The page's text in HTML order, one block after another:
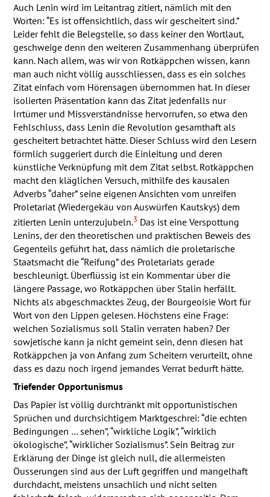
Auch Lenin wird im Leitantrag zitiert, nämlich mit den
Worten: “Es ist offensichtlich, dass wir gescheitert sind.”
Leider fehlt die Belegstelle, so dass keiner den Wortlaut,
geschweige denn den weiteren Zusammenhang überprüfen
kann. Nach allem, was wir von Rotkäppchen wissen, kann
man auch nicht völlig ausschliessen, dass es ein solches
Zitat einfach vom Hörensagen übernommen hat. In dieser
isolierten Präsentation kann das Zitat jedenfalls nur
Irrtümer und Missverständnisse hervorrufen, so etwa den
Fehlschluss, dass Lenin die Revolution gesamthaft als
gescheitert betrachtet hätte. Dieser Schluss wird den Lesern
förmlich suggeriert durch die Einleitung und deren
künstliche Verknüpfung mit dem Zitat selbst. Rotkäppchen
macht den kläglichen Versuch, mithilfe des kausalen
Adverbs “daher” seine eigenen Ansichten vom unreifen
Proletariat (Wiedergekäu von Auswürfen Kautskys) dem
zitierten Lenin unterzujubeln.3 Das ist eine Verspottung
Lenins, der den theoretischen und praktischen Beweis des
Gegenteils geführt hat, dass nämlich die proletarische
Staatsmacht die “Reifung” des Proletariats gerade
beschleunigt. Überflüssig ist ein Kommentar über die
längere Passage, wo Rotkäppchen über Stalin herfällt.
Nichts als abgeschmacktes Zeug, der Bourgeoisie Wort für
Wort von den Lippen gelesen. Höchstens eine Frage:
welchen Sozialismus soll Stalin verraten haben? Der
sowjetische kann ja nicht gemeint sein, denn diesen hat
Rotkäppchen ja von Anfang zum Scheitern verurteilt, ohne
dass es dazu noch irgend jemandes Verrat bedurft hätte.
Triefender Opportunismus
Das Papier ist völlig durchtränkt mit opportunistischen
Sprüchen und durchsichtigem Marktgeschrei: “die echten
Bedingungen … sehen”, “wirkliche Logik”, “wirklich
ökologische”, “wirklicher Sozialismus”. Sein Beitrag zur
Erklärung der Dinge ist gleich null, die allermeisten
Öusserungen sind aus der Luft gegriffen und mangelhaft
durchdacht, meistens unsachlich und nicht selten